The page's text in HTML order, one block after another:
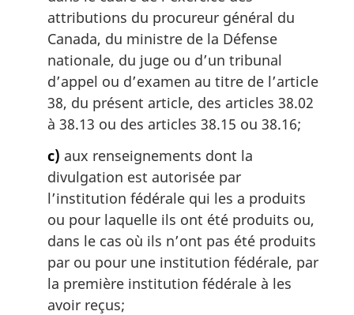
attributions du procureur général du
Canada, du ministre de la Défense
nationale, du juge ou d’un tribunal
d’appel ou d’examen au titre de l’article
38, du présent article, des articles 38.02
à 38.13 ou des articles 38.15 ou 38.16;
c) aux renseignements dont la
divulgation est autorisée par
l’institution fédérale qui les a produits
ou pour laquelle ils ont été produits ou,
dans le cas où ils n’ont pas été produits
par ou pour une institution fédérale, par
la première institution fédérale à les
avoir reçus;